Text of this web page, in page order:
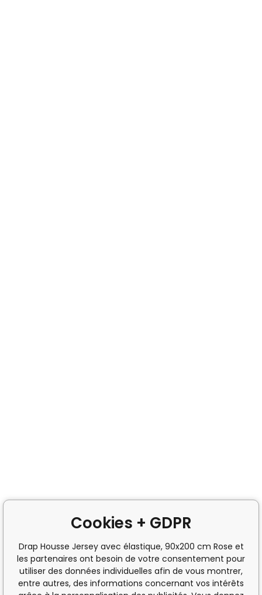
Cookies + GDPR
Drap Housse Jersey avec élastique, 90x200 cm Rose et
les partenaires ont besoin de votre consentement pour
utiliser des données individuelles afin de vous montrer,
entre autres, des informations concernant vos intérêts